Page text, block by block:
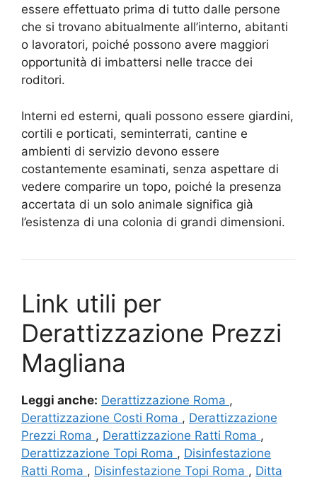
essere effettuato prima di tutto dalle persone
che si trovano abitualmente all’interno, abitanti
o lavoratori, poiché possono avere maggiori
opportunità di imbattersi nelle tracce dei
roditori.
Interni ed esterni, quali possono essere giardini,
cortili e porticati, seminterrati, cantine e
ambienti di servizio devono essere
costantemente esaminati, senza aspettare di
vedere comparire un topo, poiché la presenza
accertata di un solo animale significa già
l’esistenza di una colonia di grandi dimensioni.
Link utili per
Derattizzazione Prezzi
Magliana
Leggi anche: Derattizzazione Roma ,
Derattizzazione Costi Roma , Derattizzazione
Prezzi Roma , Derattizzazione Ratti Roma ,
Derattizzazione Topi Roma , Disinfestazione
Ratti Roma , Disinfestazione Topi Roma , Ditta